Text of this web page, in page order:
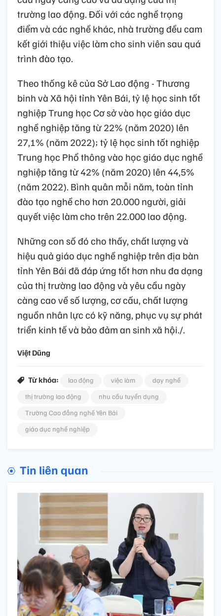
trường lao động. Đối với các nghề trọng
điểm và các nghề khác, nhà trường đều cam
kết giới thiệu việc làm cho sinh viên sau quá
trình đào tạo.
Theo thống kê của Sở Lao động - Thương
binh và Xã hội tỉnh Yên Bái, tỷ lệ học sinh tốt
nghiệp Trung học Cơ sở vào học giáo dục
nghề nghiệp tăng từ 22% (năm 2020) lên
27,1% (năm 2022); tỷ lệ học sinh tốt nghiệp
Trung học Phổ thông vào học giáo dục nghề
nghiệp tăng từ 42% (năm 2020) lên 44,5%
(năm 2022). Bình quân mỗi năm, toàn tỉnh
đào tạo nghề cho hơn 20.000 người, giải
quyết việc làm cho trên 22.000 lao động.
Những con số đó cho thấy, chất lượng và
hiệu quả giáo dục nghề nghiệp trên địa bàn
tỉnh Yên Bái đã đáp ứng tốt hơn nhu đa dạng
của thị trường lao động và yêu cầu ngày
càng cao về số lượng, cơ cấu, chất lượng
nguồn nhân lực có kỹ năng, phục vụ sự phát
triển kinh tế và bảo đảm an sinh xã hội./.
Việt Dũng
Từ khóa: lao động việc làm
dạy nghề
thị trường lao động
nhu cầu tuyển dụng
Trường Cao đẳng nghề Yên Bái
giáo dục nghề nghiệp
Tin liên quan